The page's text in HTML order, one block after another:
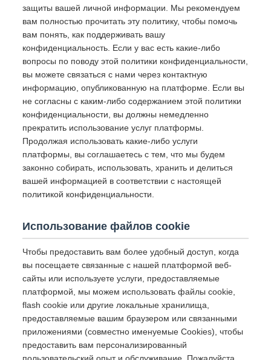
защиты вашей личной информации. Мы рекомендуем
вам полностью прочитать эту политику, чтобы помочь
вам понять, как поддерживать вашу
конфиденциальность. Если у вас есть какие-либо
вопросы по поводу этой политики конфиденциальности,
вы можете связаться с нами через контактную
информацию, опубликованную на платформе. Если вы
не согласны с каким-либо содержанием этой политики
конфиденциальности, вы должны немедленно
прекратить использование услуг платформы.
Продолжая использовать какие-либо услуги
платформы, вы соглашаетесь с тем, что мы будем
законно собирать, использовать, хранить и делиться
вашей информацией в соответствии с настоящей
политикой конфиденциальности.
Использование файлов cookie
Чтобы предоставить вам более удобный доступ, когда
вы посещаете связанные с нашей платформой веб-
сайты или используете услуги, предоставляемые
платформой, мы можем использовать файлы cookie,
flash cookie или другие локальные хранилища,
предоставляемые вашим браузером или связанными
приложениями (совместно именуемые Cookies), чтобы
предоставить вам персонализированный